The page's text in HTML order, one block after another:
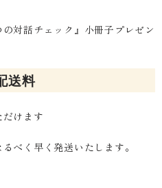
対話チェック』小冊子プレゼン
送料
けます
べく早く発送いたします。